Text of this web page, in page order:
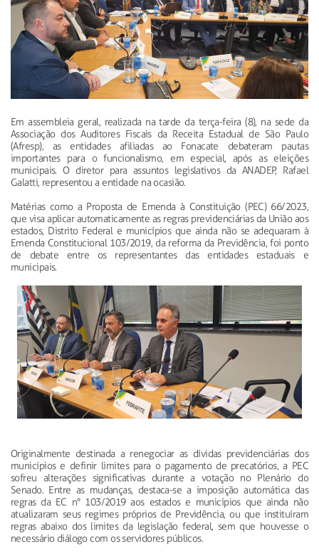
Em assembleia geral, realizada na tarde da terça-feira (8), na sede da
Associação dos Auditores Fiscais da Receita Estadual de São Paulo
(Afresp), as entidades afiliadas ao Fonacate debateram pautas
importantes para o funcionalismo, em especial, após as eleições
municipais. O diretor para assuntos legislativos da ANADEP, Rafael
Galatti, representou a entidade na ocasião.
Matérias como a Proposta de Emenda à Constituição (PEC) 66/2023,
que visa aplicar automaticamente as regras previdenciárias da União aos
estados, Distrito Federal e municípios que ainda não se adequaram à
Emenda Constitucional 103/2019, da reforma da Previdência, foi ponto
de debate entre os representantes das entidades estaduais e
municipais.
Originalmente destinada a renegociar as dívidas previdenciárias dos
municípios e definir limites para o pagamento de precatórios, a PEC
sofreu alterações significativas durante a votação no Plenário do
Senado. Entre as mudanças, destaca-se a imposição automática das
regras da EC n° 103/2019 aos estados e municípios que ainda não
atualizaram seus regimes próprios de Previdência, ou que instituíram
regras abaixo dos limites da legislação federal, sem que houvesse o
necessário diálogo com os servidores públicos.